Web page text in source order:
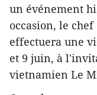
un événement
occasion, le
effectuera une
et 9 juin, à
vietnamien Le